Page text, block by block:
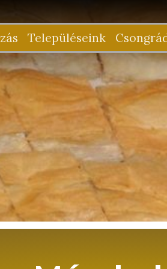
Településeink